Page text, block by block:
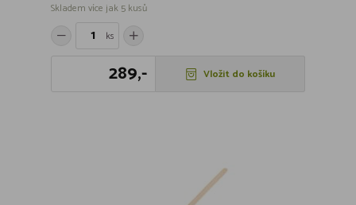
Skladem více jak 5 kusů
ks
289,- Vložit do košíku